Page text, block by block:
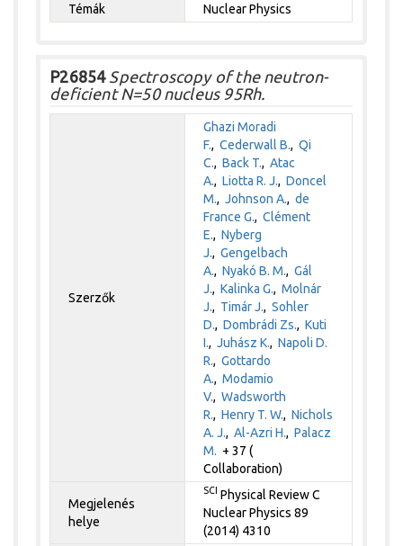
Témák
Nuclear Physics
P26854Spectroscopy of the neutron-
deficient N=50 nucleus 95Rh.
Szerzők
Ghazi Moradi
F.,Cederwall B.,Qi
C.,Back T.,Atac
A.,Liotta R. J.,Doncel
M.,Johnson A.,de
France G.,Clément
E.,Nyberg
J.,Gengelbach
A.,Nyakó B. M.,Gál
J.,Kalinka G.,Molnár
J., Timár J.,Sohler
D.,Dombrádi Zs.,Kuti
I.,Juhász K.,Napoli D.
R.,Gottardo
A.,Modamio
V.,Wadsworth
R.,Henry T. W.,Nichols
A. J.,Al-Azri H.,Palacz
M. + 37 (
Collaboration)
Megjelenés
helye
SCI Physical Review C
Nuclear Physics 89
(2014) 4310